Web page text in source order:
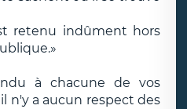
retenu indûment hors
à chacune de vos
n'y a aucun respect des